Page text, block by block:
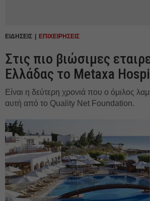
ΕΙΔΗΣΕΙΣ ΕΠΙΧΕΙΡΗΣΕΙΣ
Στις πιο βιώσιμες
Ελλάδας το Metaxa
Είναι η δεύτερη χρονιά που ο όμιλος
αυτή από το Quality Net Foundation.